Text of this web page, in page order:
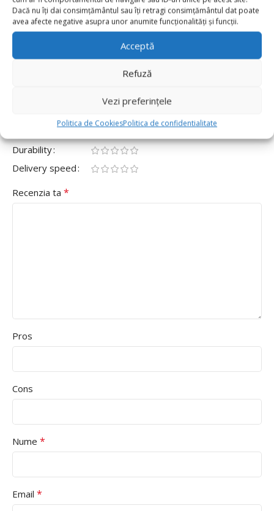
Dacă nu îți dai consimțământul sau îți retragi consimțământul dat poate
avea afecte negative asupra unor anumite funcționalități și funcții.
Acceptă
Refuză
Vezi preferințele
Politica de CookiesPolitica de confidentialitate
0
0
Fii primul care scrii o recenzie pentru „Balon Folie
Adresa ta de email nu va fi publicată.
Value for money
Durability
Delivery speed
Recenzia ta *
Pros
Cons
Nume *
Email *